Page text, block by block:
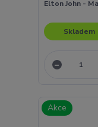
Elton John -
Skladem
Akce